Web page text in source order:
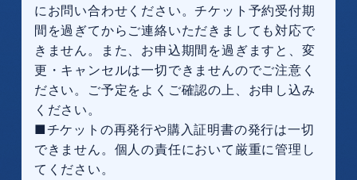
にお問い合わせください。チケット予約受付期
間を過ぎてからご連絡いただきましても対応で
きません。また、お申込期間を過ぎますと、変
更・キャンセルは一切できませんのでご注意く
ださい。ご予定をよくご確認の上、お申し込み
ください。
■チケットの再発行や購入証明書の発行は一切
できません。個人の責任において厳重に管理し
てください。